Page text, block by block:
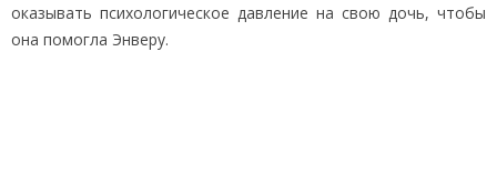
оказывать психологическое давление на свою дочь, чтобы
она помогла Энверу.